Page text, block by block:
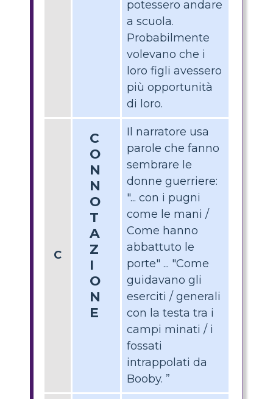
potessero andare
a scuola.
Probabilmente
volevano che i
loro figli avessero
più opportunità
di loro.
C
C
O
N
N
O
T
A
Z
I
O
N
E
Il narratore usa
parole che fanno
sembrare le
donne guerriere:
"... con i pugni
come le mani /
Come hanno
abbattuto le
porte" ... "Come
guidavano gli
eserciti / generali
con la testa tra i
campi minati / i
fossati
intrappolati da
Booby. ”